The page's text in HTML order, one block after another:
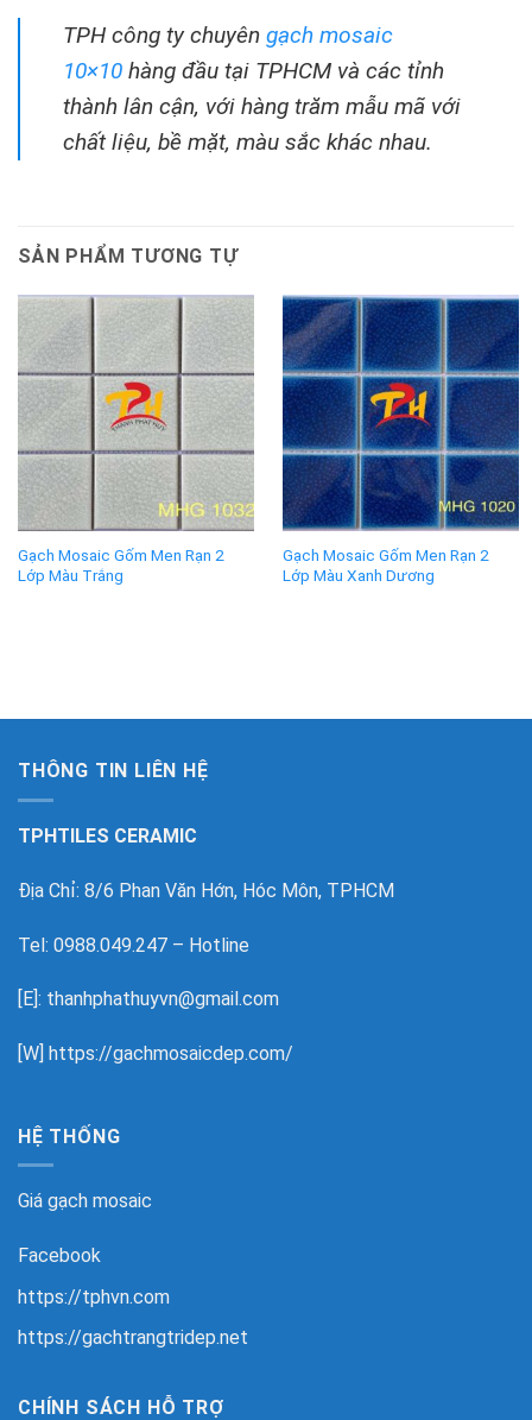
TPH công ty chuyên gạch mosaic
10×10 hàng đầu tại TPHCM và các tỉnh
thành lân cận, với hàng trăm mẫu mã với
chất liệu, bề mặt, màu sắc khác nhau.
SẢN PHẨM TƯƠNG TỰ
Gạch Mosaic Gốm Men Rạn 2
Lớp Màu Trắng
Gạch Mosaic Gốm Men Rạn 2
Lớp Màu Xanh Dương
THÔNG TIN LIÊN HỆ
TPHTILES CERAMIC
Địa Chỉ: 8/6 Phan Văn Hớn, Hóc Môn, TPHCM
Tel: 0988.049.247 – Hotline
[E]: thanhphathuyvn@gmail.com
[W] https://gachmosaicdep.com/
HỆ THỐNG
Giá gạch mosaic
Facebook
https://tphvn.com
https://gachtrangtridep.net
CHÍNH SÁCH HỖ TRỢ